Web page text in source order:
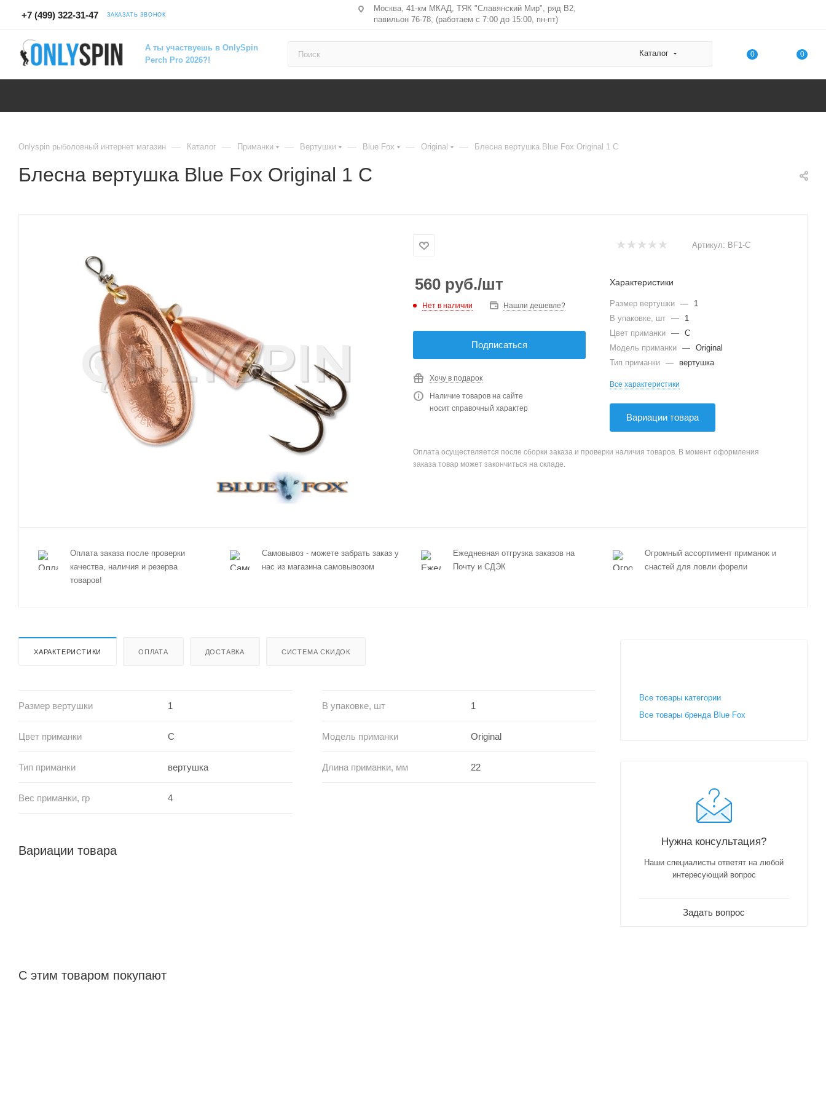
+7 (499) 322-31-47 ЗАКАЗАТЬ ЗВОНОК
Москва, 41-км МКАД, ТЯК "Славянский Мир", ряд В2,
павильон 76-78, (работаем с 7:00 до 15:00, пн-пт)
А ты участвуешь в OnlySpin
Perch Pro 2026?!
Каталог 0 0
Onlyspin рыболовный интернет магазин — Каталог — Приманки — Вертушки — Blue Fox — Original — Блесна вертушка Blue Fox Original 1 C
Блесна вертушка Blue Fox Original 1 C
Артикул: BF1-C
560 руб./шт
Нет в наличии Нашли дешевле?
Подписаться
Хочу в подарок
Наличие товаров на сайте
носит справочный характер
Характеристики
Размер вертушки —
1
В упаковке, шт —
1
Цвет приманки — C
Модель приманки — Original
Тип приманки — вертушка
Все характеристики
Вариации товара
Оплата осуществляется после сборки заказа и проверки наличия товаров. В момент оформления
заказа товар может закончиться на складе.
Оплата заказа после проверки
качества, наличия и резерва
товаров!
Самовывоз - можете забрать заказ у
нас из магазина самовывозом
Ежедневная отгрузка заказов на
Почту и СДЭК
Огромный ассортимент приманок и
снастей для ловли форели
ХАРАКТЕРИСТИКИ ОПЛАТА ДОСТАВКА СИСТЕМА СКИДОК
Размер вертушки 1 В упаковке, шт 1
Цвет приманки C Модель приманки Original
Тип приманки вертушка Длина приманки, мм 22
Вес приманки, гр 4
Вариации товара
С этим товаром покупают
Все товары категории
Все товары бренда Blue Fox
Нужна консультация?
Наши специалисты ответят на любой
интересующий вопрос
Задать вопрос